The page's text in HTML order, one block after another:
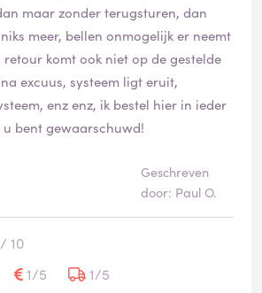
maar zonder terugsturen, dan
meer, bellen onmogelijk er neemt
komt ook niet op de gestelde
excuus, systeem ligt eruit,
enz enz, ik bestel hier in ieder
bent gewaarschuwd!
Geschreven
door: Paul O.
10
1/5
1/5